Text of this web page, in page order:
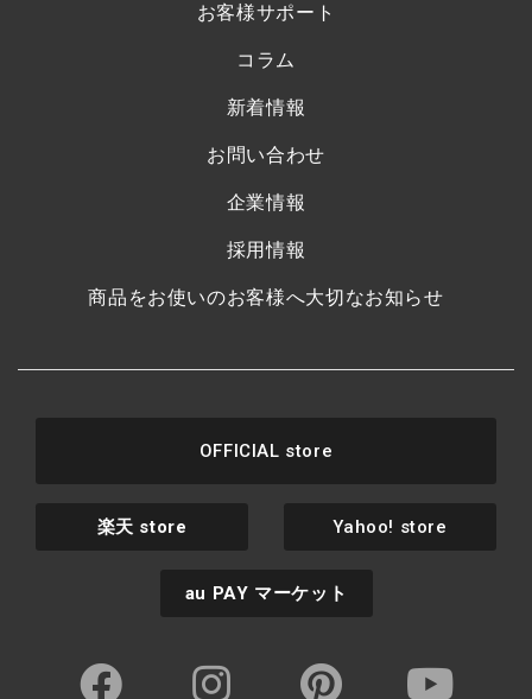
お客様サポート
コラム
新着情報
お問い合わせ
企業情報
採用情報
商品をお使いのお客様へ大切なお知らせ
OFFICIAL store
楽天 store Yahoo! store
au PAY マーケット